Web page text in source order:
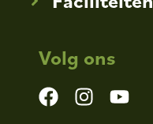
Volg ons